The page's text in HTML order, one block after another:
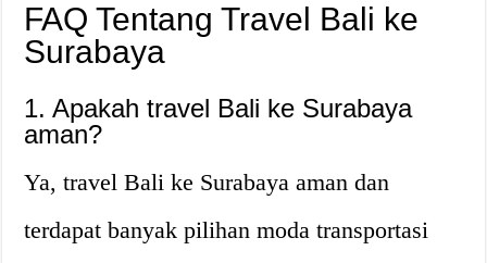
FAQ Tentang Travel Bali ke
Surabaya
1. Apakah travel Bali ke Surabaya
aman?
Ya, travel Bali ke Surabaya aman dan
terdapat banyak pilihan moda transportasi